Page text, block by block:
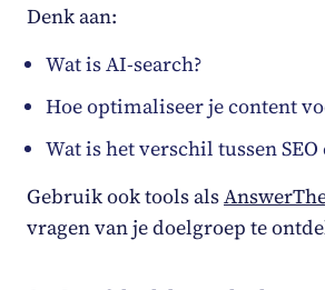
Denk aan:
Wat is AI-search?
Hoe optimaliseer je content
Wat is het verschil tussen SEO
Gebruik ook tools als
vragen van je doelgroep te